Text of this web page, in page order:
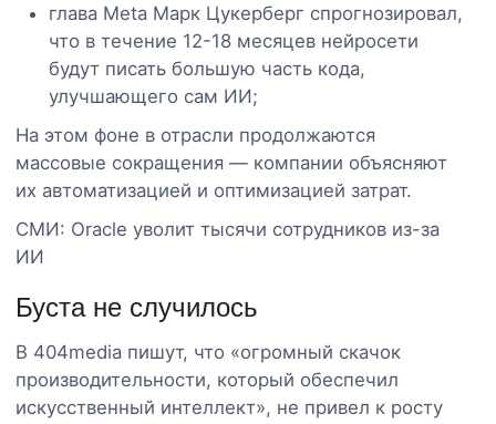
глава Meta Марк Цукерберг спрогнозировал,
что в течение 12-18 месяцев нейросети
будут писать большую часть кода,
улучшающего сам ИИ;
На этом фоне в отрасли продолжаются
массовые сокращения — компании объясняют
их автоматизацией и оптимизацией затрат.
СМИ: Oracle уволит тысячи сотрудников из-за
ИИ
Буста не случилось
В 404media пишут, что «огромный скачок
производительности, который обеспечил
искусственный интеллект», не привел к росту